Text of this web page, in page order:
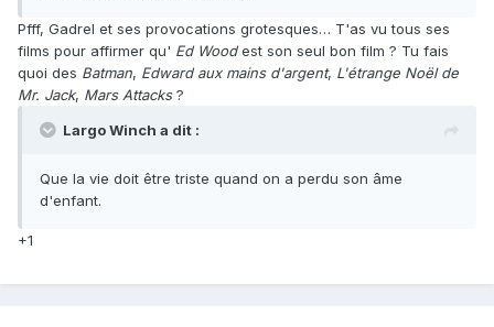
Pfff, Gadrel et ses provocations grotesques… T'as vu tous ses
films pour affirmer qu' Ed Woodest son seul bon film ? Tu fais
quoi des Batman, Edward aux mains d'argent, L'étrange Noël de
Mr. Jack, Mars Attacks?
Largo Winch a dit :
Que la vie doit être triste quand on a perdu son âme
d'enfant.
+1